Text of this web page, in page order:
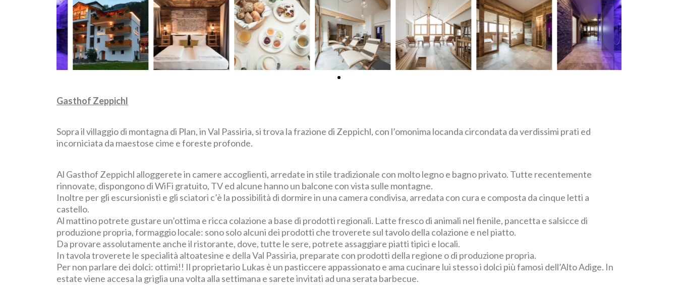
Gasthof Zeppichl
Sopra il villaggio di montagna di Plan, in Val Passiria, si trova la frazione di Zeppichl, con l’omonima locanda circondata da verdissimi prati ed
incorniciata da maestose cime e foreste profonde.
Al Gasthof Zeppichl alloggerete in camere accoglienti, arredate in stile tradizionale con molto legno e bagno privato. Tutte recentemente
rinnovate, dispongono di WiFi gratuito, TV ed alcune hanno un balcone con vista sulle montagne.
Inoltre per gli escursionisti e gli sciatori c’è la possibilità di dormire in una camera condivisa, arredata con cura e composta da cinque letti a
castello.
Al mattino potrete gustare un’ottima e ricca colazione a base di prodotti regionali. Latte fresco di animali nel fienile, pancetta e salsicce di
produzione propria, formaggio locale: sono solo alcuni dei prodotti che troverete sul tavolo della colazione e nel piatto.
Da provare assolutamente anche il ristorante, dove, tutte le sere, potrete assaggiare piatti tipici e locali.
In tavola troverete le specialità altoatesine e della Val Passiria, preparate con prodotti della regione o di produzione propria.
Per non parlare dei dolci: ottimi!! Il proprietario Lukas è un pasticcere appassionato e ama cucinare lui stesso i dolci più famosi dell’Alto Adige. In
estate viene accesa la griglia una volta alla settimana e sarete invitati ad una serata barbecue.